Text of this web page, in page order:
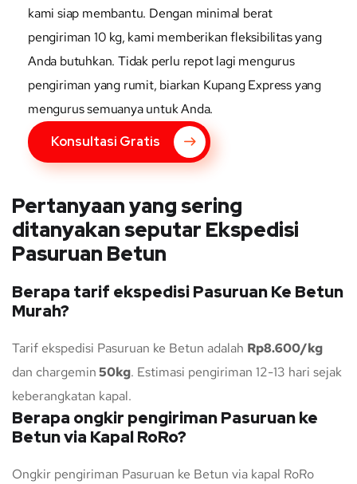
kami siap membantu. Dengan minimal berat
pengiriman 10 kg, kami memberikan fleksibilitas yang
Anda butuhkan. Tidak perlu repot lagi mengurus
pengiriman yang rumit, biarkan Kupang Express yang
mengurus semuanya untuk Anda.
Konsultasi Gratis
Pertanyaan yang sering
ditanyakan seputar Ekspedisi
Pasuruan Betun
Berapa tarif ekspedisi Pasuruan Ke Betun
Murah?
Tarif ekspedisi Pasuruan ke Betun adalah Rp8.600/kg
dan chargemin50kg. Estimasi pengiriman 12-13 hari sejak
keberangkatan kapal.
Berapa ongkir pengiriman Pasuruan ke
Betun via Kapal RoRo?
Ongkir pengiriman Pasuruan ke Betun via kapal RoRo